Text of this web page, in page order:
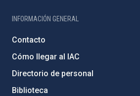
INFORMACIÓN GENERAL
Contacto
Cómo llegar al IAC
Directorio de personal
Biblioteca